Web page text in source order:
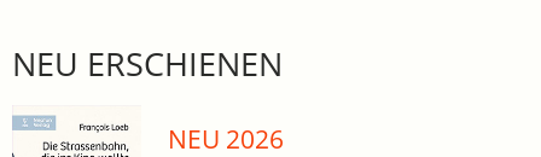
NEU ERSCHIENEN
NEU 2026